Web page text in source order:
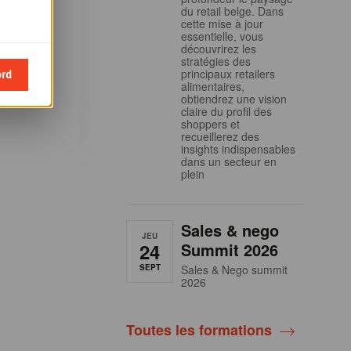
aux
du retail belge. Dans
cette mise à jour
essentielle, vous
découvrirez les
stratégies des
principaux retailers
alimentaires,
obtiendrez une vision
claire du profil des
shoppers et
recueillerez des
insights indispensables
dans un secteur en
plein
JEU
24
SEPT
Sales & nego
Summit 2026
Sales & Nego summit
2026
Toutes les formations